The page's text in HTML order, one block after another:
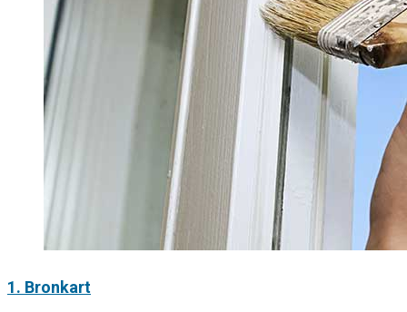
1. Bronkart